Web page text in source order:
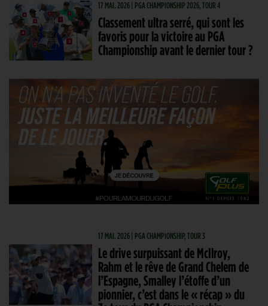
17 MAI. 2026 | PGA CHAMPIONSHIP 2026, TOUR 4
Classement ultra serré, qui sont les
favoris pour la victoire au PGA
Championship avant le dernier tour ?
17 MAI. 2026 | PGA CHAMPIONSHIP, TOUR 3
Le drive surpuissant de McIlroy,
Rahm et le rêve de Grand Chelem de
l’Espagne, Smalley l’étoffe d’un
pionnier, c’est dans le « récap » du